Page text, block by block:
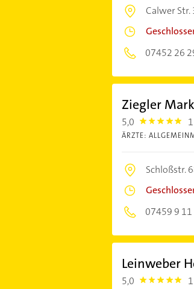
Calwer Str.
07452 26
Ziegler
5,0 5.0
ÄRZTE:
Schloßstr.
07459 9 11
Leinweber
5,0 5.0